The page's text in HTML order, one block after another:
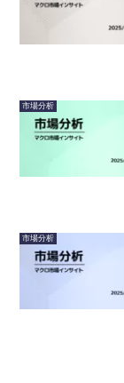
市場分析
市場分析